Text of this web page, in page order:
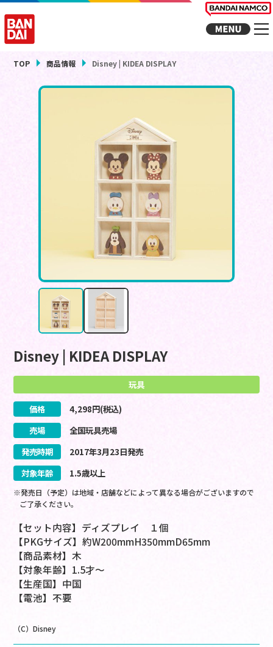
TOP 商品情報 Disney | KIDEA DISPLAY
Disney | KIDEA DISPLAY
玩具
価格 4,298円(税込)
売場
全国玩具売場
発売時期
2017年3月23日発売
対象年齢
1.5歳以上
※発売日（予定）は地域・店舗などによって異なる場合がございますので
ご了承ください。
【セット内容】ディズプレイ １個
【PKGサイズ】約W200mmH350mmD65mm
【商品素材】木
【対象年齢】1.5才～
【生産国】中国
【電池】不要
（C）Disney